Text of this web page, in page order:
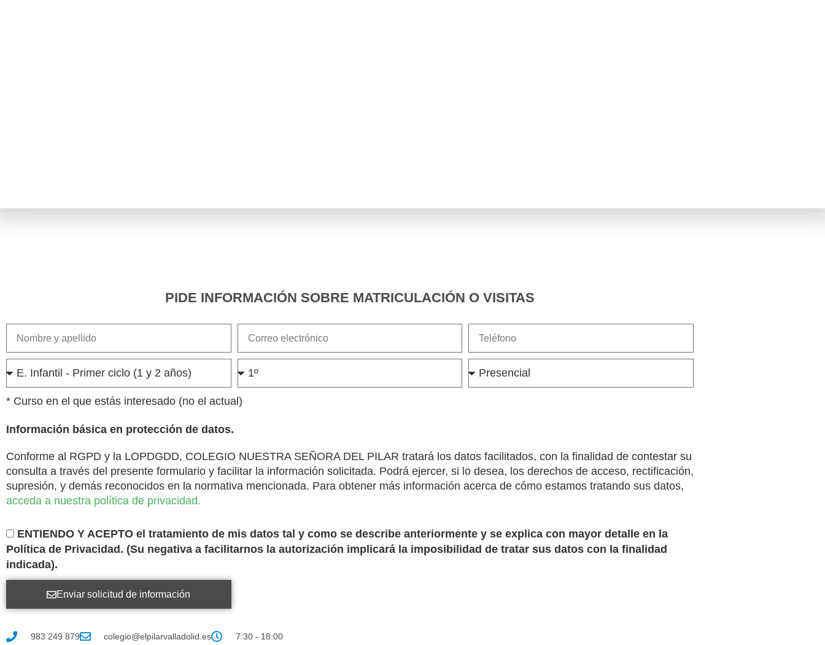
PIDE INFORMACIÓN SOBRE MATRICULACIÓN O VISITAS
* Curso en el que estás interesado (no el actual)
Información básica en protección de datos.
Conforme al RGPD y la LOPDGDD, COLEGIO NUESTRA SEÑORA DEL PILAR tratará los datos facilitados, con la finalidad de contestar su
consulta a través del presente formulario y facilitar la información solicitada. Podrá ejercer, si lo desea, los derechos de acceso, rectificación,
supresión, y demás reconocidos en la normativa mencionada. Para obtener más información acerca de cómo estamos tratando sus datos,
acceda a nuestra política de privacidad.
ENTIENDO Y ACEPTO el tratamiento de mis datos tal y como se describe anteriormente y se explica con mayor detalle en la
Política de Privacidad. (Su negativa a facilitarnos la autorización implicará la imposibilidad de tratar sus datos con la finalidad
indicada).
Enviar solicitud de información
983 249 879 colegio@elpilarvalladolid.es 7:30 - 18:00